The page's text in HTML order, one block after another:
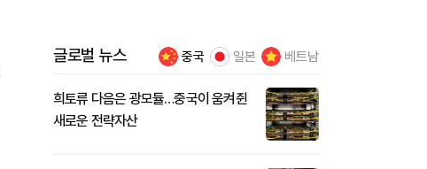
글로벌 뉴스 중국 일본 베트남
희토류 다음은 광모듈…중국이 움켜쥔
새로운 전략자산